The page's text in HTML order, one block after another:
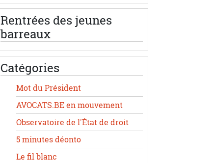
Rentrées des jeunes
barreaux
Catégories
Mot du Président
AVOCATS.BE en mouvement
Observatoire de l'État de droit
5 minutes déonto
Le fil blanc